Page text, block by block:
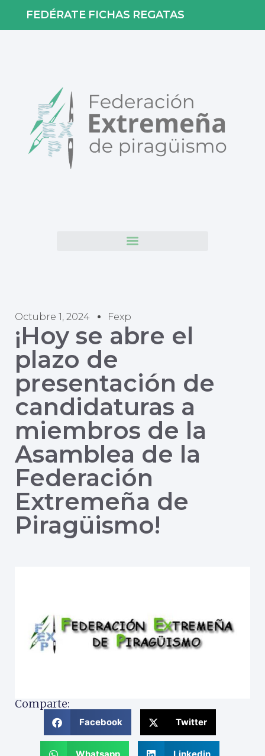
FEDÉRATE FICHAS REGATAS
Octubre 1, 2024 Fexp
¡Hoy se abre el
plazo de
presentación de
candidaturas a
miembros de la
Asamblea de la
Federación
Extremeña de
Piragüismo!
Comparte:
Facebook Twitter